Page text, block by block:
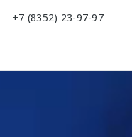
+7 (8352) 23-97-97